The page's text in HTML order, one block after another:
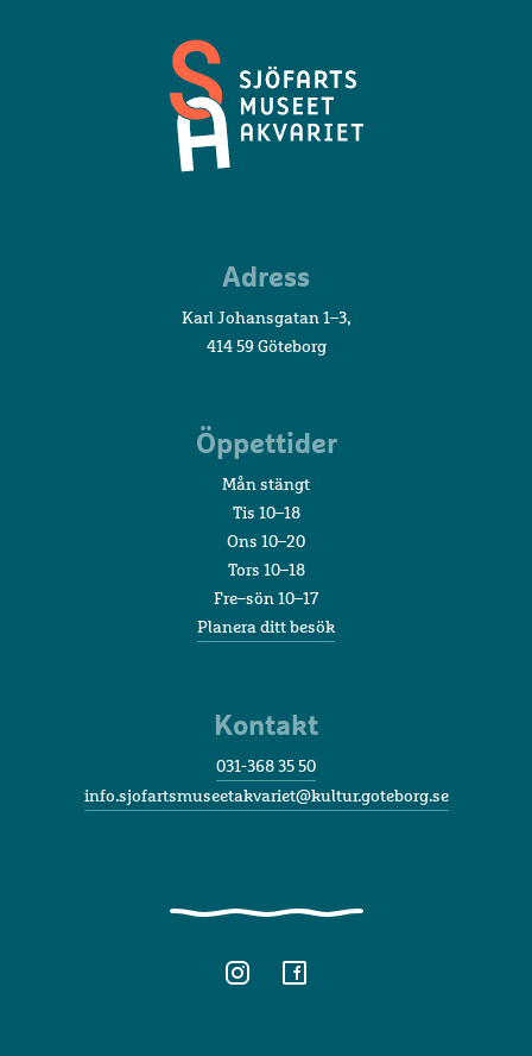
AkvarietAdress
Karl Johansgatan 1–3,
414 59 Göteborg
Öppettider
Mån stängt
Tis 10–18
Ons 10–20
Tors 10–18
Fre–sön 10–17
Planera ditt besök
Kontakt
031-368 35 50
info.sjofartsmuseetakvariet@kultur.goteborg.se